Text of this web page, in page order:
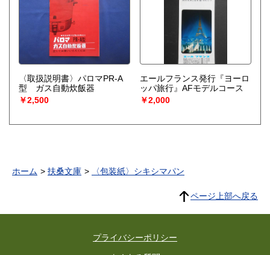
〈取扱説明書〉パロマPR-A
型 ガス自動炊飯器
￥2,500
エールフランス発行『ヨーロ
ッパ旅行』AFモデルコース
￥2,000
ホーム 扶桑文庫 〈包装紙〉シキシマパン
ページ上部へ戻る
プライバシーポリシー